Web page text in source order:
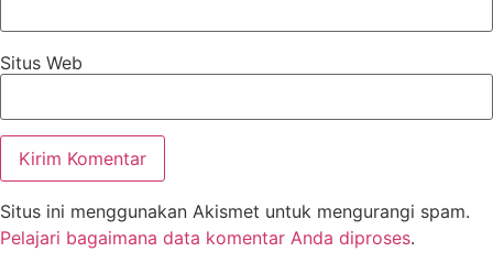
Situs Web
Situs ini menggunakan Akismet untuk mengurangi spam.
Pelajari bagaimana data komentar Anda diproses.